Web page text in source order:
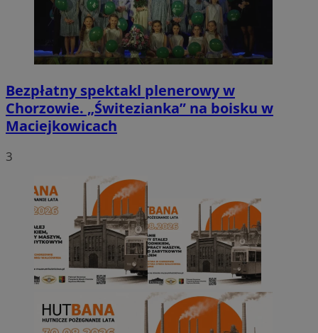
Bezpłatny spektakl plenerowy w
Chorzowie. „Świtezianka” na boisku w
Maciejkowicach
3